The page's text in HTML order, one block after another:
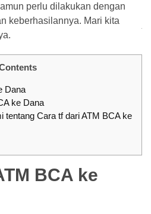
perlu dilakukan dengan
keberhasilannya. Mari kita
Dana
ke Dana
tentang Cara tf dari ATM BCA ke
BCA ke